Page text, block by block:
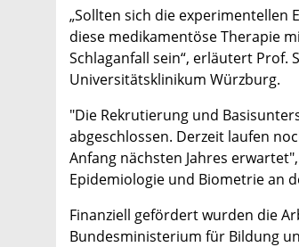
„Sollten sich die experimentellen
diese medikamentöse Therapie
Schlaganfall sein“, erläutert Prof.
Universitätsklinikum Würzburg.
"Die Rekrutierung und
abgeschlossen. Derzeit laufen
Anfang nächsten Jahres
Epidemiologie und Biometrie an
Finanziell gefördert wurden die
Bundesministerium für Bildung